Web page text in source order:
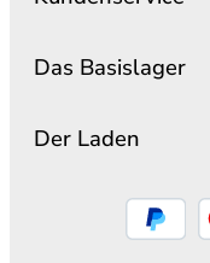
Das Basislager
Der Laden